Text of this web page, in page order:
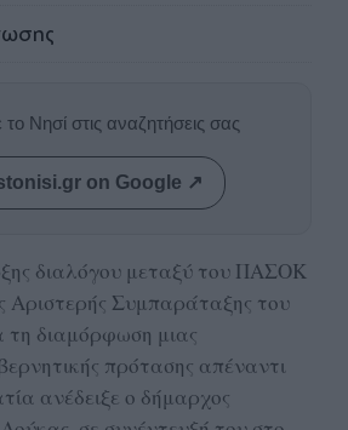
Νησί στις αναζητήσεις σας
on Google ↗
διαλόγου μεταξύ του ΠΑΣΟΚ
Αριστερής Συμπαράταξης του
τη διαμόρφωση μιας
πρότασης απέναντι
ανέδειξε ο δήμαρχος